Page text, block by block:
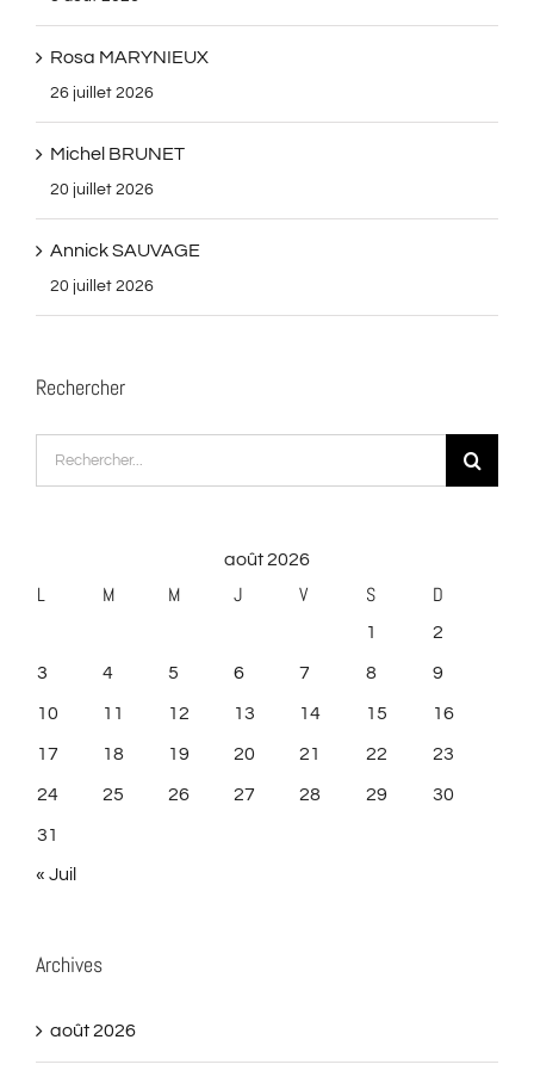
Rosa MARYNIEUX
26 juillet 2026
Michel BRUNET
20 juillet 2026
Annick SAUVAGE
20 juillet 2026
Rechercher
Rechercher:
août 2026
L M M J V S D
1 2
3 4 5 6 7 8 9
10 11 12 13 14 15 16
17 18 19 20 21 22 23
24 25 26 27 28 29 30
31
« Juil
Archives
août 2026